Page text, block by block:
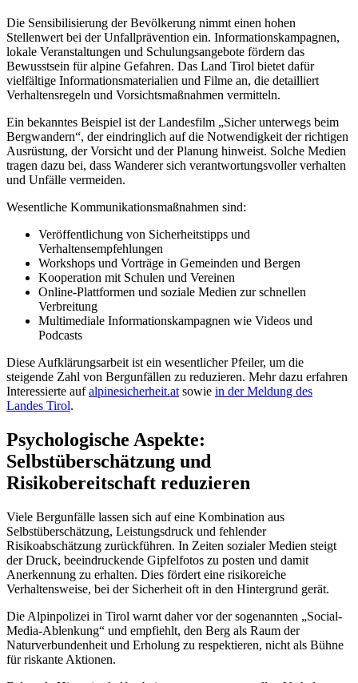
Die Sensibilisierung der Bevölkerung nimmt einen hohen
Stellenwert bei der Unfallprävention ein. Informationskampagnen,
lokale Veranstaltungen und Schulungsangebote fördern das
Bewusstsein für alpine Gefahren. Das Land Tirol bietet dafür
vielfältige Informationsmaterialien und Filme an, die detailliert
Verhaltensregeln und Vorsichtsmaßnahmen vermitteln.
Ein bekanntes Beispiel ist der Landesfilm „Sicher unterwegs beim
Bergwandern“, der eindringlich auf die Notwendigkeit der richtigen
Ausrüstung, der Vorsicht und der Planung hinweist. Solche Medien
tragen dazu bei, dass Wanderer sich verantwortungsvoller verhalten
und Unfälle vermeiden.
Wesentliche Kommunikationsmaßnahmen sind:
Veröffentlichung von Sicherheitstipps und
Verhaltensempfehlungen
Workshops und Vorträge in Gemeinden und Bergen
Kooperation mit Schulen und Vereinen
Online-Plattformen und soziale Medien zur schnellen
Verbreitung
Multimediale Informationskampagnen wie Videos und
Podcasts
Diese Aufklärungsarbeit ist ein wesentlicher Pfeiler, um die
steigende Zahl von Bergunfällen zu reduzieren. Mehr dazu erfahren
Interessierte aufalpinesicherheit.at sowie in der Meldung des
Landes Tirol.
Psychologische Aspekte:
Selbstüberschätzung und
Risikobereitschaft reduzieren
Viele Bergunfälle lassen sich auf eine Kombination aus
Selbstüberschätzung, Leistungsdruck und fehlender
Risikoabschätzung zurückführen. In Zeiten sozialer Medien steigt
der Druck, beeindruckende Gipfelfotos zu posten und damit
Anerkennung zu erhalten. Dies fördert eine risikoreiche
Verhaltensweise, bei der Sicherheit oft in den Hintergrund gerät.
Die Alpinpolizei in Tirol warnt daher vor der sogenannten „Social-
Media-Ablenkung“ und empfiehlt, den Berg als Raum der
Naturverbundenheit und Erholung zu respektieren, nicht als Bühne
für riskante Aktionen.